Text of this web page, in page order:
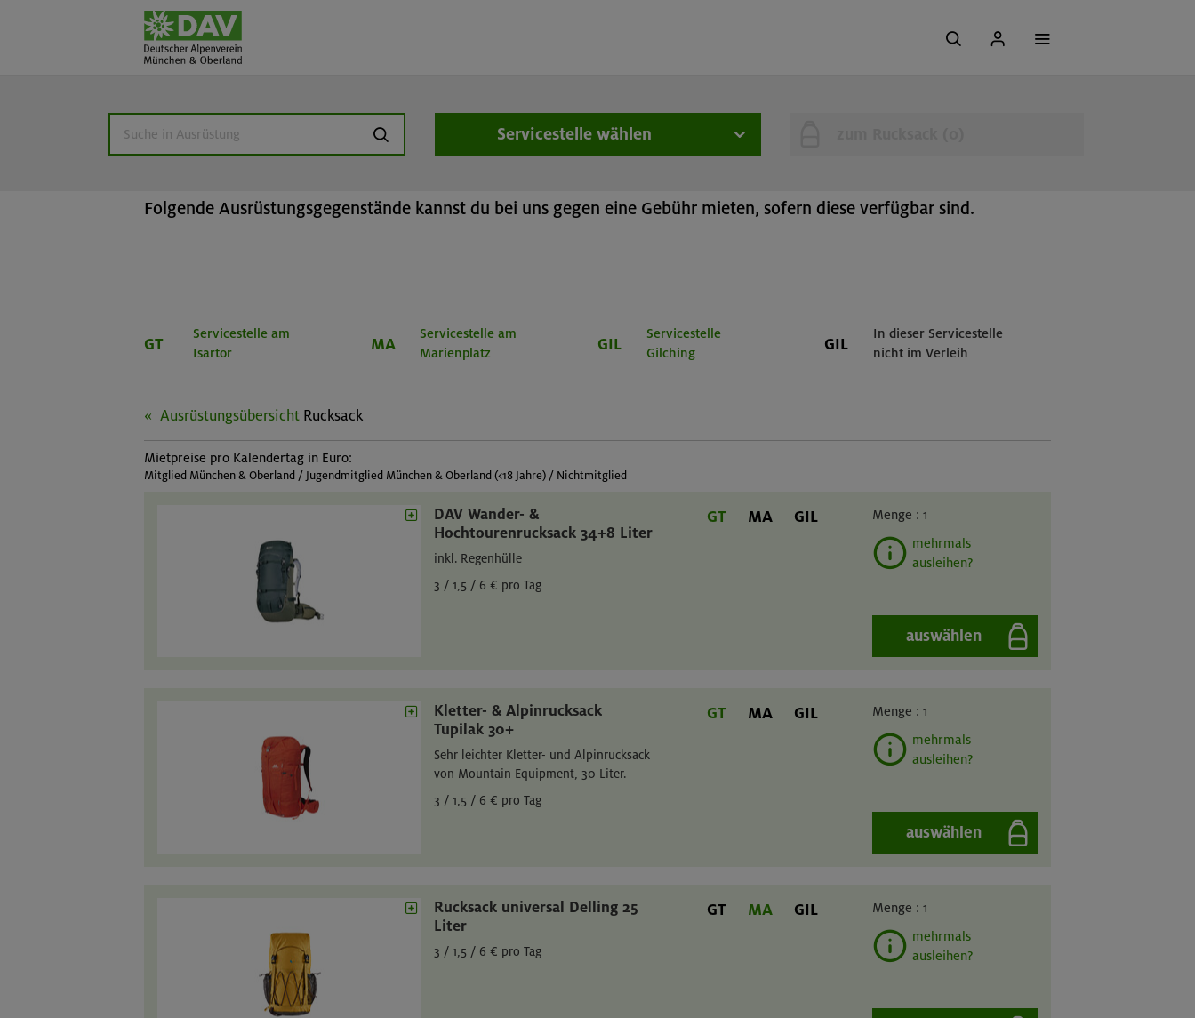
Ausrüstungsverleih
Folgende Ausrüstungsgegenstände kannst du bei uns gegen eine Gebühr mieten, sofern diese verfügbar sind.
suchen Servicestelle wählen
GT
Servicestelle am
Isartor
MA
Servicestelle am
Marienplatz
GIL
Servicestelle
Gilching
GIL
In dieser Servicestelle
nicht im Verleih
Ausrüstungsübersicht Rucksack
Mietpreise pro Kalendertag in Euro:
Mitglied München & Oberland / Jugendmitglied München & Oberland (<18 Jahre) / Nichtmitglied
DAV Wander- &
Hochtourenrucksack 34+8 Liter
inkl. Regenhülle
3 / 1,5 / 6 € pro Tag
GT MA GIL Menge : 1
mehrmals
ausleihen?
auswählen
Kletter- & Alpinrucksack
Tupilak 30+
Sehr leichter Kletter- und Alpinrucksack
von Mountain Equipment, 30 Liter.
3 / 1,5 / 6 € pro Tag
GT MA GIL Menge : 1
mehrmals
ausleihen?
auswählen
Rucksack universal Delling 25
Liter
3 / 1,5 / 6 € pro Tag
GT MA GIL Menge : 1
mehrmals
ausleihen?